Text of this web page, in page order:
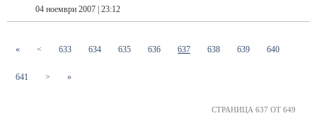
04 ноември 2007 | 23:12
« < 633(current)
634(current)
635(current)
636(current)
637(current)
638(current)
639(current)
640(current)
641 (current)
> »
СТРАНИЦА 637 ОТ 649